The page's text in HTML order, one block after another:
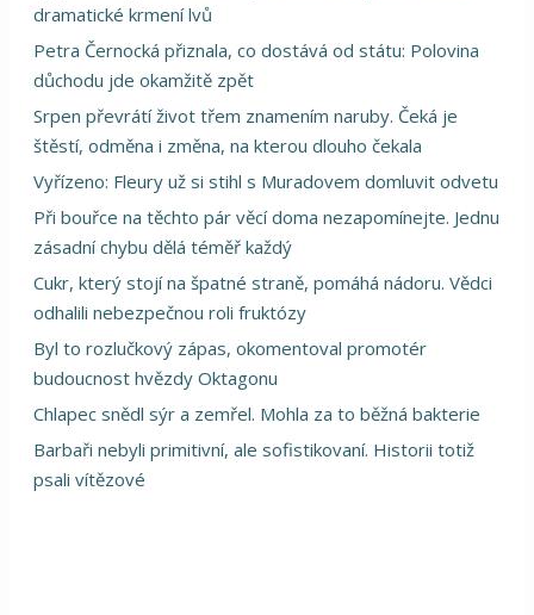
dramatické krmení lvů
Petra Černocká přiznala, co dostává od státu: Polovina
důchodu jde okamžitě zpět
Srpen převrátí život třem znamením naruby. Čeká je
štěstí, odměna i změna, na kterou dlouho čekala
Vyřízeno: Fleury už si stihl s Muradovem domluvit odvetu
Při bouřce na těchto pár věcí doma nezapomínejte. Jednu
zásadní chybu dělá téměř každý
Cukr, který stojí na špatné straně, pomáhá nádoru. Vědci
odhalili nebezpečnou roli fruktózy
Byl to rozlučkový zápas, okomentoval promotér
budoucnost hvězdy Oktagonu
Chlapec snědl sýr a zemřel. Mohla za to běžná bakterie
Barbaři nebyli primitivní, ale sofistikovaní. Historii totiž
psali vítězové